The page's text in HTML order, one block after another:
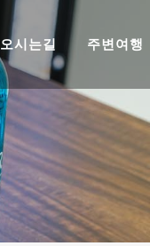
오시는길 주변여행